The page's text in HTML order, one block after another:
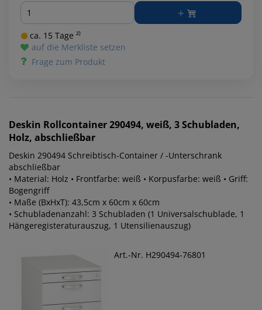
Menge
ca. 15 Tage ²⁾
auf die Merkliste setzen
Frage zum Produkt
Deskin Rollcontainer 290494, weiß, 3 Schubladen,
Holz, abschließbar
Deskin 290494 Schreibtisch-Container / -Unterschrank
abschließbar
• Material: Holz • Frontfarbe: weiß • Korpusfarbe: weiß • Griff:
Bogengriff
• Maße (BxHxT): 43,5cm x 60cm x 60cm
• Schubladenanzahl: 3 Schubladen (1 Universalschublade, 1
Hängeregisteraturauszug, 1 Utensilienauszug)
Art.-Nr. H290494-76801